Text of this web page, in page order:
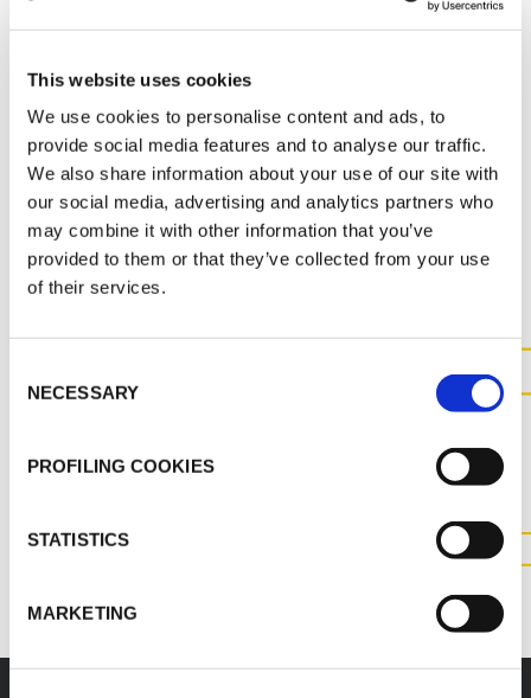
This website uses cookies
We use cookies to personalise content and ads, to
provide social media features and to analyse our traffic.
We also share information about your use of our site with
our social media, advertising and analytics partners who
may combine it with other information that you’ve
provided to them or that they’ve collected from your use
of their services.
Selection
NECESSARY
PROFILING COOKIES
STATISTICS
MARKETING
AUTRES DOCUMENTS
CONTACTEZ-NOUS POUR
CE PRODUIT